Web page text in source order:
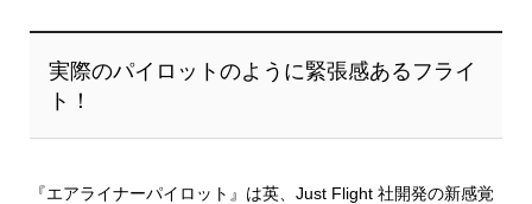
実際のパイロットのように緊張感あるフライ
ト！
『エアライナーパイロット』は英、Just Flight 社開発の新感覚